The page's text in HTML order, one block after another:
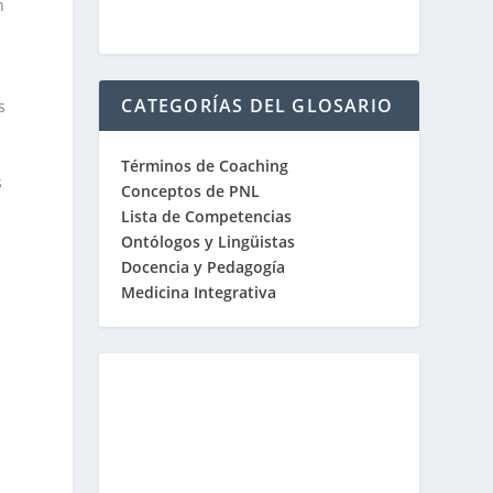
CATEGORÍAS DEL GLOSARIO
Términos de Coaching
Conceptos de PNL
Lista de Competencias
Ontólogos y Lingüistas
Docencia y Pedagogía
Medicina Integrativa